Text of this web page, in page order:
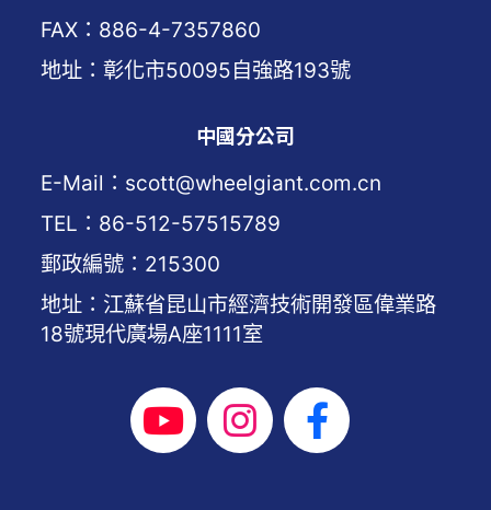
FAX：886-4-7357860
地址：彰化市50095自強路193號
中國分公司
E-Mail：scott@wheelgiant.com.cn
TEL：86-512-57515789
郵政編號：215300
地址：江蘇省昆山市經濟技術開發區偉業路
18號現代廣場A座1111室